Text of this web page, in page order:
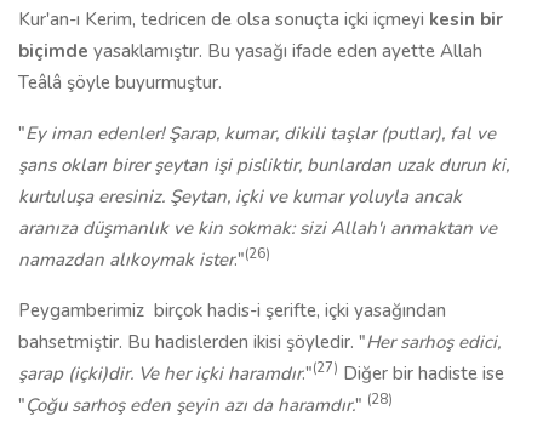
Kur'an-ı Kerim, tedricen de olsa sonuçta içki içmeyi kesin bir
biçimde yasaklamıştır. Bu yasağı ifade eden ayette Allah
Teâlâ şöyle buyurmuştur.
"Ey iman edenler! Şarap, kumar, dikili taşlar (putlar), fal ve
şans okları birer şeytan işi pisliktir, bunlardan uzak durun ki,
kurtuluşa eresiniz. Şeytan, içki ve kumar yoluyla ancak
aranıza düşmanlık ve kin sokmak: sizi Allah'ı anmaktan ve
namazdan alıkoymak ister."(26)
Peygamberimiz birçok hadis-i şerifte, içki yasağından
bahsetmiştir. Bu hadislerden ikisi şöyledir. "Her sarhoş edici,
şarap (içki)dir. Ve her içki haramdır."(27) Diğer bir hadiste ise
"Çoğu sarhoş eden şeyin azı da haramdır." (28)